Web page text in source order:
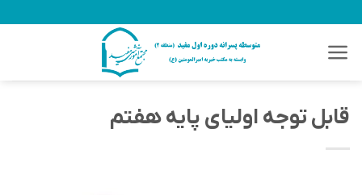
content
قابل توجه اولیای پایه هفتم